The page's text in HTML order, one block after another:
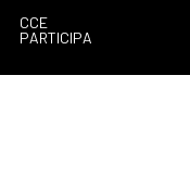
CCE
PARTICIPA